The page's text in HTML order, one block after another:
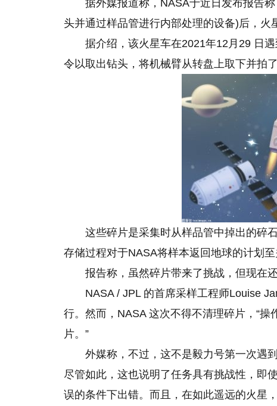
据外媒报道称，NASA于近日发布报告
头并通过样品管进行内部处理的设备)后，火
据介绍，该火星车在2021年12月29 日
令以取出钻头，将机械臂从转盘上取下并拍了
这些碎片是采集时从样品管中掉出的碎
存储过程对于NASA将样本返回地球的计划至
报告称，虽然碎片带来了挑战，但现在
NASA / JPL 的首席采样工程师Louise
行。然而，NASA 这次不得不清理碎片，“操
片。”
外媒称，不过，这不是毅力号第一次遇
尽管如此，这也说明了任务具有挑战性，即
误的条件下出错。而且，在如此遥远的火星